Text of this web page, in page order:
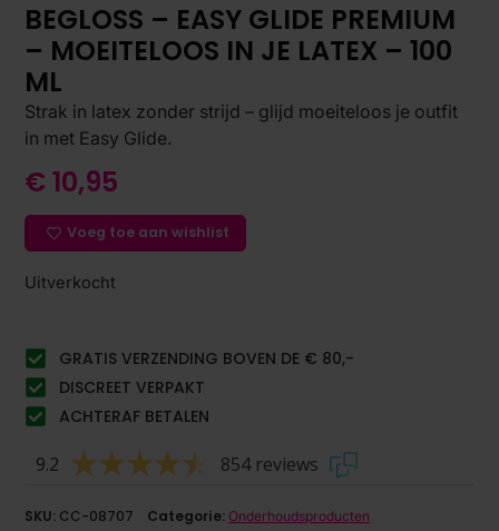
BEGLOSS – EASY GLIDE PREMIUM
– MOEITELOOS IN JE LATEX – 100
ML
Strak in latex zonder strijd – glijd moeiteloos je outfit
in met Easy Glide.
€ 10,95
Voeg toe aan wishlist
Uitverkocht
GRATIS VERZENDING BOVEN DE € 80,-
DISCREET VERPAKT
ACHTERAF BETALEN
9.2 854 reviews
SKU: CC-08707 Categorie: Onderhoudsproducten